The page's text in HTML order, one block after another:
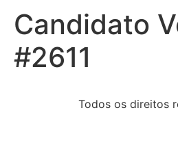
Candidato
#2611
Todos os direitos